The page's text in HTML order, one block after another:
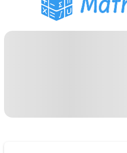
заданиям PDF
Инструменты для